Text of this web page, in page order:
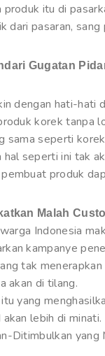
produk itu di
dari pasaran,
Gugatan
dengan hati-hati
korek tanpa
sama seperti
hal seperti ini tak
produk
Malah
Indonesia
kampanye
tak
akan di tilang.
yang
lebih di minati.
Ditimbulkan yang